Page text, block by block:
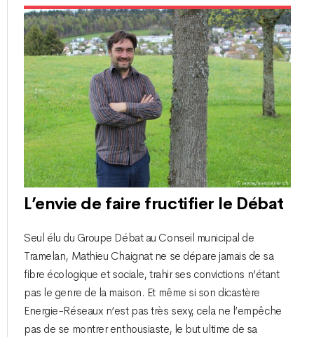
L’envie de faire fructifier le Débat
Seul élu du Groupe Débat au Conseil municipal de
Tramelan, Mathieu Chaignat ne se dépare jamais de sa
fibre écologique et sociale, trahir ses convictions n’étant
pas le genre de la maison. Et même si son dicastère
Energie-Réseaux n’est pas très sexy, cela ne l’empêche
pas de se montrer enthousiaste, le but ultime de sa